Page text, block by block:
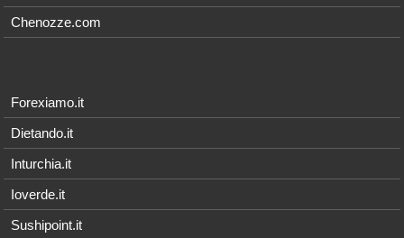
Chenozze.com
Forexiamo.it
Dietando.it
Inturchia.it
Ioverde.it
Sushipoint.it